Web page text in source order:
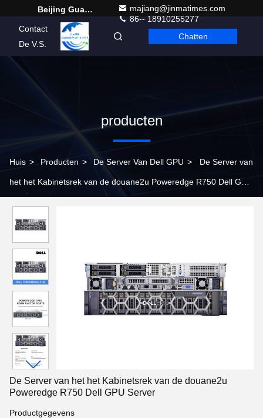
Beijing Guangtian Runze Technology Co., Ltd.
majiang@jinmatimes.com
86-- 18910255277
Contact
De V.S.
Dutch Chatten
producten
Huis > Producten > De Server Van Dell GPU > De Server van
het het Kabinetsrek van de douane2u Poweredge R750 Dell GPU
De Server van het het Kabinetsrek van de douane2u
Poweredge R750 Dell GPU Server
Productgegevens